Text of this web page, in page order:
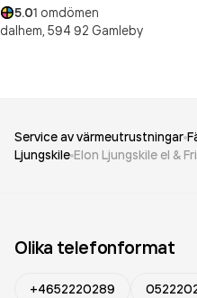
5.01 omdömen
dalhem, 594 92 Gamleby
Service av värmeutrustningar
Ljungskile Elon Ljungskile el &
Olika telefonformat
+4652220289